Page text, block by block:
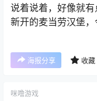
说着说着，好像就
新开的麦当劳汉堡
海报分享 收藏
咪噜游戏